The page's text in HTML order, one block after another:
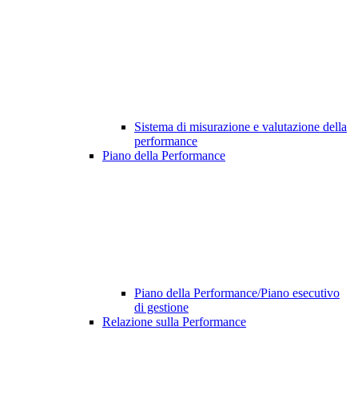
Sistema di misurazione e valutazione della
performance
Piano della Performance
Piano della Performance/Piano esecutivo
di gestione
Relazione sulla Performance